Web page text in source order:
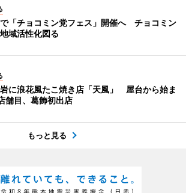
「チョコミン党フェス」開催へ チョコミン
地域活性化図る
に浪花風たこ焼き店「天風」 屋台から始ま
舗目、葛飾初出店
もっと見る